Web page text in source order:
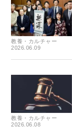
教養・カルチャー
2026.06.09
教養・カルチャー
2026.06.08